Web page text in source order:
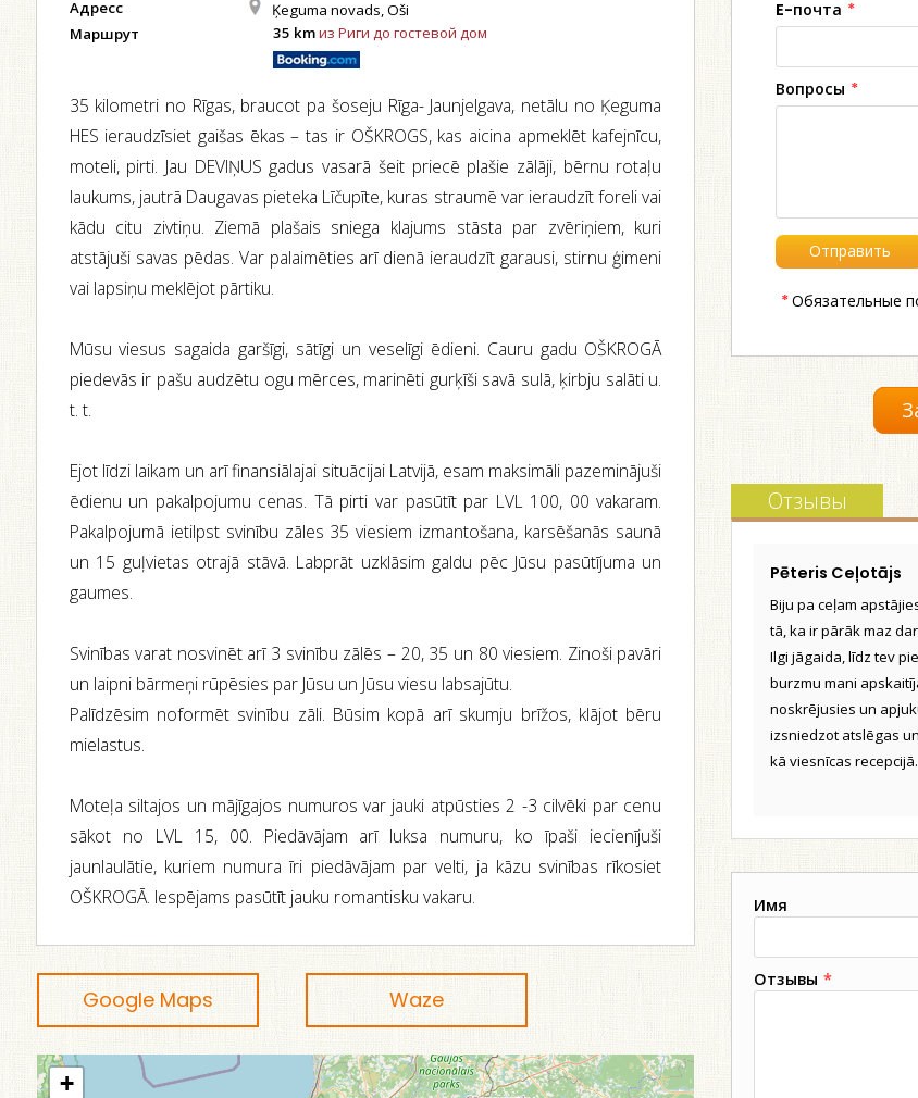
Адресс Ķeguma novads, Oši
Маршрут 35 kmиз Риги до гостевой дом
35 kilometri no Rīgas, braucot pa šoseju Rīga- Jaunjelgava, netālu no Ķeguma
HES ieraudzīsiet gaišas ēkas – tas ir OŠKROGS, kas aicina apmeklēt kafejnīcu,
moteli, pirti. Jau DEVIŅUS gadus vasarā šeit priecē plašie zālāji, bērnu rotaļu
laukums, jautrā Daugavas pieteka Līčupīte, kuras straumē var ieraudzīt foreli vai
kādu citu zivtiņu. Ziemā plašais sniega klajums stāsta par zvēriņiem, kuri
atstājuši savas pēdas. Var palaimēties arī dienā ieraudzīt garausi, stirnu ģimeni
vai lapsiņu meklējot pārtiku.
Mūsu viesus sagaida garšīgi, sātīgi un veselīgi ēdieni. Cauru gadu OŠKROGĀ
piedevās ir pašu audzētu ogu mērces, marinēti gurķīši savā sulā, ķirbju salāti u.
t. t.
Ejot līdzi laikam un arī finansiālajai situācijai Latvijā, esam maksimāli pazeminājuši
ēdienu un pakalpojumu cenas. Tā pirti var pasūtīt par LVL 100, 00 vakaram.
Pakalpojumā ietilpst svinību zāles 35 viesiem izmantošana, karsēšanās saunā
un 15 guļvietas otrajā stāvā. Labprāt uzklāsim galdu pēc Jūsu pasūtījuma un
gaumes.
Svinības varat nosvinēt arī 3 svinību zālēs – 20, 35 un 80 viesiem. Zinoši pavāri
un laipni bārmeņi rūpēsies par Jūsu un Jūsu viesu labsajūtu.
Palīdzēsim noformēt svinību zāli. Būsim kopā arī skumju brīžos, klājot bēru
mielastus.
Moteļa siltajos un mājīgajos numuros var jauki atpūsties 2 -3 cilvēki par cenu
sākot no LVL 15, 00. Piedāvājam arī luksa numuru, ko īpaši iecienījuši
jaunlaulātie, kuriem numura īri piedāvājam par velti, ja kāzu svinības rīkosiet
OŠKROGĀ. Iespējams pasūtīt jauku romantisku vakaru.
Google Maps Waze
+
E-почта *
Вопросы *
*Обязательные
Отзывы
Pēteris Ceļotājs
Biju pa ceļam
tā, ka ir pārāk maz
Ilgi jāgaida, līdz tev
burzmu mani
noskrējusies un
izsniedzot atslēgas
kā viesnīcas
Имя
Отзывы *